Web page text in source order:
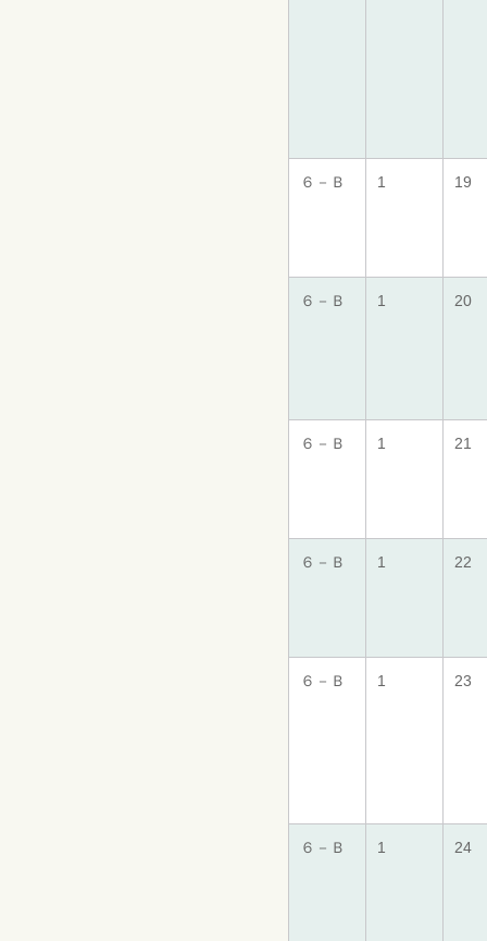
６－Ｂ 1 19
６－Ｂ 1 20
６－Ｂ 1 21
６－Ｂ 1 22
６－Ｂ 1 23
６－Ｂ 1 24